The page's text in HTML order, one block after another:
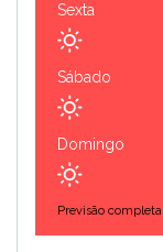
Sexta
Sábado
Domingo
Previsão completa